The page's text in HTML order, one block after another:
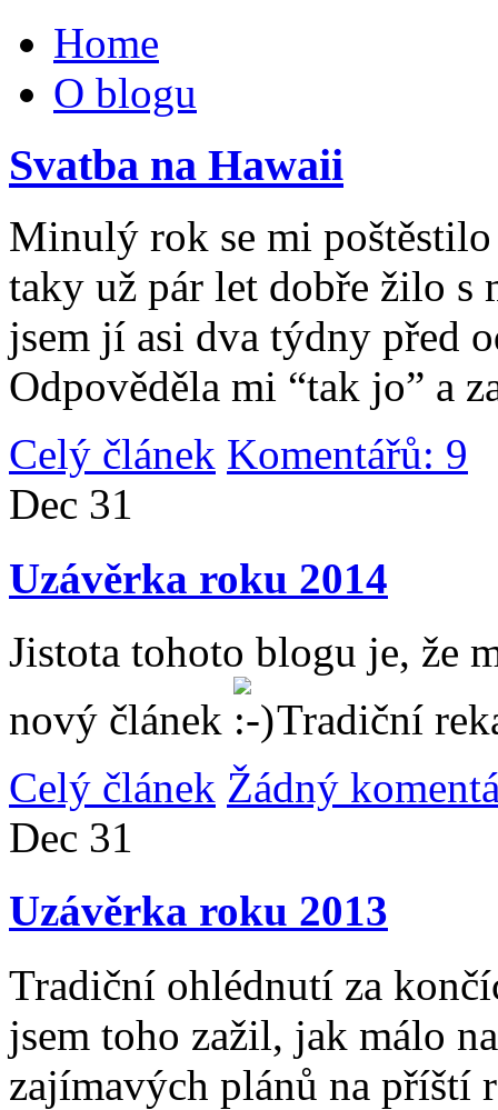
Home
O blogu
Svatba na Hawaii
Minulý rok se mi
taky už pár let dobře žilo
jsem jí asi dva týdny před
Odpověděla mi “tak jo” a
Celý článek Komentářů: 9
Dec 31
Uzávěrka roku 2014
Jistota tohoto blogu je, že
nový článek
Tradiční
Celý článek Žádný
Dec 31
Uzávěrka roku 2013
Tradiční ohlédnutí za
jsem toho zažil, jak málo
zajímavých plánů na příští